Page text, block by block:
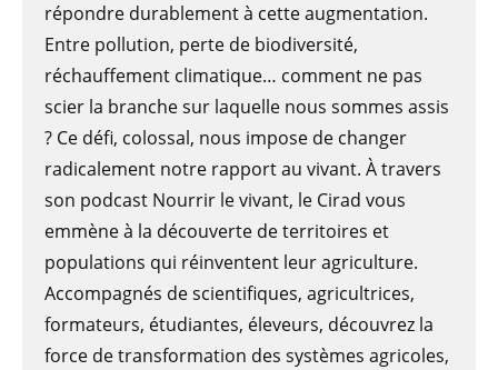
répondre durablement à cette augmentation.
Entre pollution, perte de biodiversité,
réchauffement climatique… comment ne pas
scier la branche sur laquelle nous sommes assis
? Ce défi, colossal, nous impose de changer
radicalement notre rapport au vivant. À travers
son podcast Nourrir le vivant, le Cirad vous
emmène à la découverte de territoires et
populations qui réinventent leur agriculture.
Accompagnés de scientifiques, agricultrices,
formateurs, étudiantes, éleveurs, découvrez la
force de transformation des systèmes agricoles,